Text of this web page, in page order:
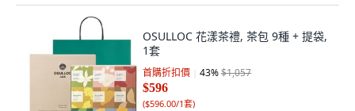
OSULLOC 花漾茶禮, 茶包 9種 + 提袋,
1套
首購折扣價 43%$1,057
$596
($596.00/1套)